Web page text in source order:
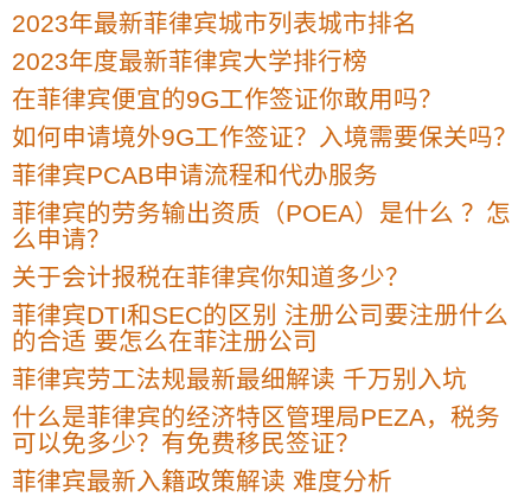
2023年最新菲律宾城市列表城市排名
2023年度最新菲律宾大学排行榜
在菲律宾便宜的9G工作签证你敢用吗？
如何申请境外9G工作签证？入境需要保关吗？
菲律宾PCAB申请流程和代办服务
菲律宾的劳务输出资质（POEA）是什么 ？怎
么申请？
关于会计报税在菲律宾你知道多少？
菲律宾DTI和SEC的区别 注册公司要注册什么
的合适 要怎么在菲注册公司
菲律宾劳工法规最新最细解读 千万别入坑
什么是菲律宾的经济特区管理局PEZA，税务
可以免多少？有免费移民签证？
菲律宾最新入籍政策解读 难度分析